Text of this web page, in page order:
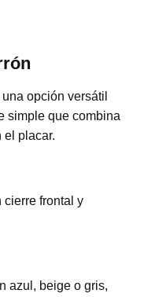
opción versátil
simple que combina
el placar.
cierre frontal y
azul, beige o gris,